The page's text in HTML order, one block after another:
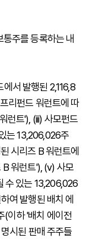
주를 등록하는 내
서 발행된 2,116,8
리펀드 워런트에 따
런트'), (iii) 사모펀드
는 13,206,026주
시리즈 B 워런트에
워런트'), (v) 사모
수 있는 13,206,026
여 발행된 배치 에
(이하 '배치 에이전
시된 판매 주주들